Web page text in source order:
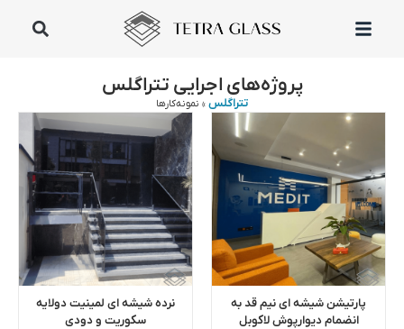
پروژه‌های اجرایی تتراگلس
تتراگلس » نمونه‌کارها
پارتیشن شیشه ای نیم قد به
انضمام دیوارپوش لاکوبل
نرده شیشه ای لمینیت دولایه
سکوریت و دودی